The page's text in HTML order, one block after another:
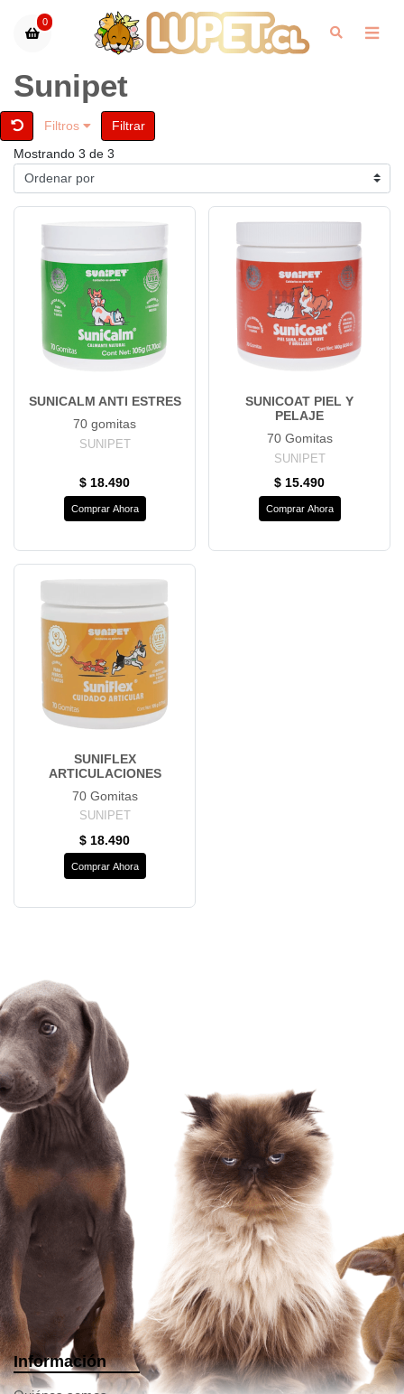
0
Sunipet
Filtros
Filtrar
Mostrando 3 de 3
SUNICALM ANTI ESTRES
70 gomitas
SUNIPET
$ 18.490
Comprar Ahora
SUNICOAT PIEL Y
PELAJE
70 Gomitas
SUNIPET
$ 15.490
Comprar Ahora
SUNIFLEX
ARTICULACIONES
70 Gomitas
SUNIPET
$ 18.490
Comprar Ahora
Información